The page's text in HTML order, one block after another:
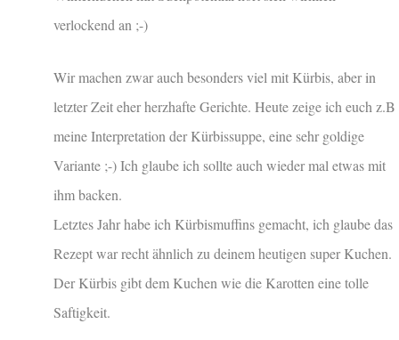
verlockend an ;-)
Wir machen zwar auch besonders viel mit Kürbis, aber in
letzter Zeit eher herzhafte Gerichte. Heute zeige ich euch z.B
meine Interpretation der Kürbissuppe, eine sehr goldige
Variante ;-) Ich glaube ich sollte auch wieder mal etwas mit
ihm backen.
Letztes Jahr habe ich Kürbismuffins gemacht, ich glaube das
Rezept war recht ähnlich zu deinem heutigen super Kuchen.
Der Kürbis gibt dem Kuchen wie die Karotten eine tolle
Saftigkeit.